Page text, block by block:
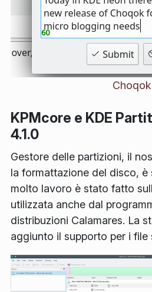
Choqok
KPMcore e KDE
4.1.0
Gestore delle partizioni, il
la formattazione del disco,
molto lavoro è stato fatto
utilizzata anche dal
distribuzioni Calamares. La
aggiunto il supporto per i file